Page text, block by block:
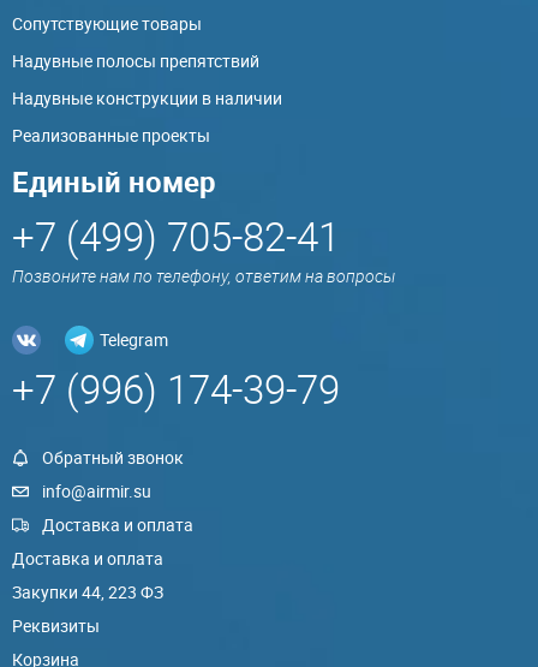
Сопутствующие товары
Надувные полосы препятствий
Надувные конструкции в наличии
Реализованные проекты
Единый номер
+7 (499) 705-82-41
Позвоните нам по телефону, ответим на вопросы
Telegram
+7 (996) 174-39-79
Обратный звонок
info@airmir.su
Доставка и оплата
Доставка и оплата
Закупки 44, 223 ФЗ
Реквизиты
Корзина